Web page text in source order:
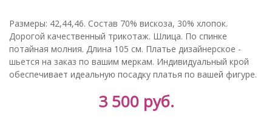
Размеры: 42,44,46. Состав 70% вискоза, 30% хлопок.
Дорогой качественный трикотаж. Шлица. По спинке
потайная молния. Длина 105 см. Платье дизайнерское -
шьется на заказ по вашим меркам. Индивидуальный крой
обеспечивает идеальную посадку платья по вашей фигуре.
3 500 руб.